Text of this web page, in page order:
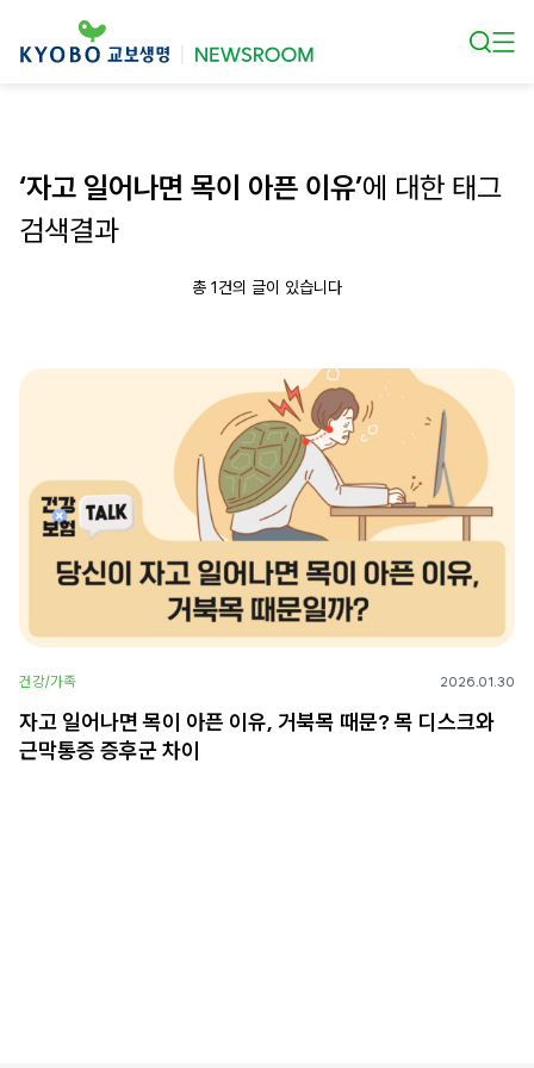
‘자고 일어나면 목이 아픈 이유’에 대한 태그
검색결과
총 1건의 글이 있습니다
건강/가족 2026.01.30
자고 일어나면 목이 아픈 이유, 거북목 때문? 목 디스크와
근막통증 증후군 차이